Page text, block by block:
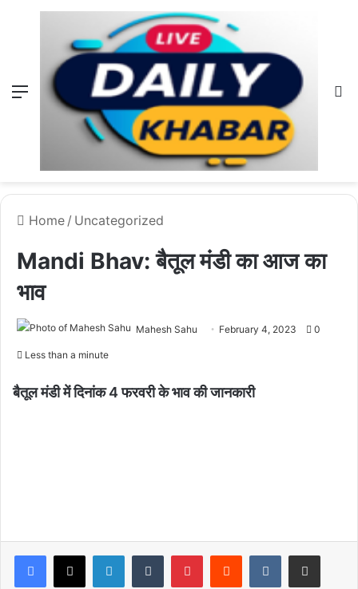
Menu
Home / Uncategorized
Mandi Bhav: बैतूल मंडी का आज का
भाव
Mahesh Sahu February 4, 2023 0
Less than a minute
बैतूल मंडी में दिनांक 4 फरवरी के भाव की जानकारी